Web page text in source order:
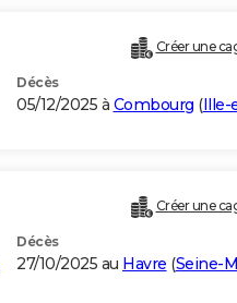
Créer une
Décès
05/12/2025 à Combourg (Ille-
Créer une
Décès
27/10/2025 au Havre (Seine-